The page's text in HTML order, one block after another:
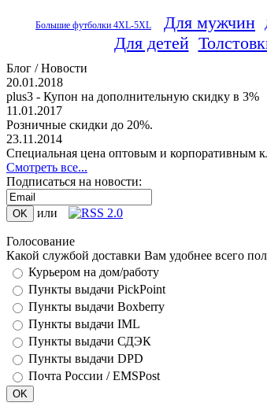
Большие футболки 4XL-5XL Для мужчин
Для детей
Блог / Новости
20.01.2018
plus3 - Купон на дополнительную скидку в 3%
11.01.2017
Розничные скидки до 20%.
23.11.2014
Специальная цена оптовым и корпоративным
Смотреть все...
Подписаться на новости:
или
Голосование
Какой службой доставки Вам удобнее всего
Курьером на дом/работу
Пункты выдачи PickPoint
Пункты выдачи Boxberry
Пункты выдачи IML
Пункты выдачи СДЭК
Пункты выдачи DPD
Почта России / EMSPost